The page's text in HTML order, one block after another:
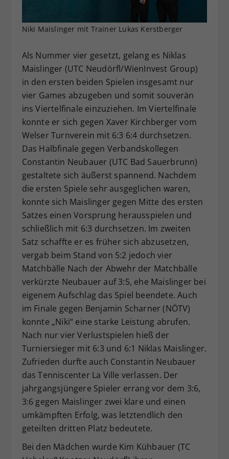
Niki Maislinger mit Trainer Lukas Kerstberger
Als Nummer vier gesetzt, gelang es Niklas
Maislinger (UTC Neudörfl/WienInvest Group)
in den ersten beiden Spielen insgesamt nur
vier Games abzugeben und somit souverän
ins Viertelfinale einzuziehen. Im Viertelfinale
konnte er sich gegen Xaver Kirchberger vom
Welser Turnverein mit 6:3 6:4 durchsetzen.
Das Halbfinale gegen Verbandskollegen
Constantin Neubauer (UTC Bad Sauerbrunn)
gestaltete sich äußerst spannend. Nachdem
die ersten Spiele sehr ausgeglichen waren,
konnte sich Maislinger gegen Mitte des ersten
Satzes einen Vorsprung herausspielen und
schließlich mit 6:3 durchsetzen. Im zweiten
Satz schaffte er es früher sich abzusetzen,
vergab beim Stand von 5:2 jedoch vier
Matchbälle Nach der Abwehr der Matchbälle
verkürzte Neubauer auf 3:5, ehe Maislinger bei
eigenem Aufschlag das Spiel beendete. Auch
im Finale gegen Benjamin Scharner (NÖTV)
konnte „Niki“ eine starke Leistung abrufen.
Nach nur vier Verlustspielen hieß der
Turniersieger mit 6:3 und 6:1 Niklas Maislinger.
Zufrieden durfte auch Constantin Neubauer
das Tenniscenter La Ville verlassen. Der
jahrgangsjüngere Spieler errang vor dem 3:6,
3:6 gegen Maislinger zwei klare und einen
umkämpften Erfolg, was letztendlich den
geteilten dritten Platz bedeutete.
Bei den Mädchen wurde Kim Kühbauer (TC
Dieser Wert speichert Ihre Consent-
Einstellungen. Unter anderem eine
zufällig generierte ID, für die
vorgenommen Einstellungen, falls der
Webseiten-Betreiber dies eingestellt
hat.